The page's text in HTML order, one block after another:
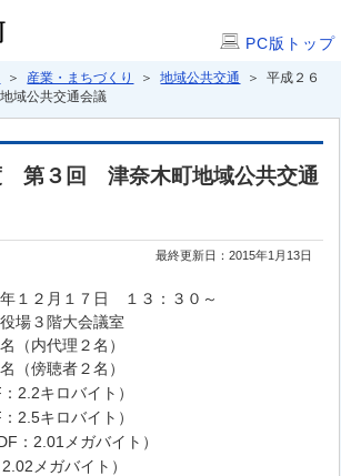
PC版トップ
＞ 産業・まちづくり ＞地域公共交通
＞ 平成２６
域公共交通会議
第３回 津奈木町地域公共交通
最終更新日：2015年1月13日
１２月１７日 １３：３０～
場３階大会議室
（内代理２名）
聴者２名）
：2.2キロバイト）
：2.5キロバイト）
：2.01メガバイト）
2.02メガバイト）